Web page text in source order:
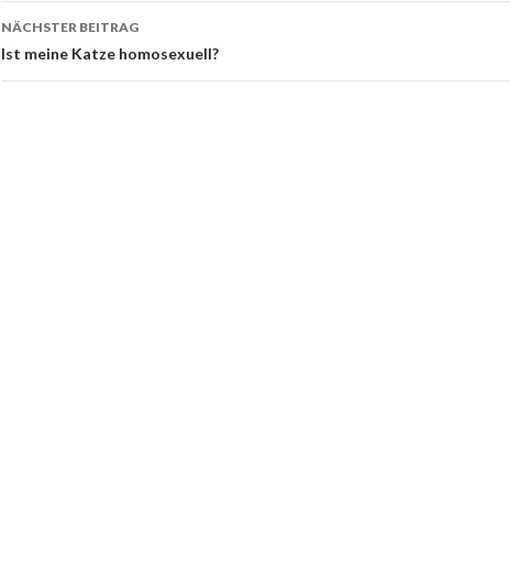
NÄCHSTER BEITRAG
Ist meine Katze homosexuell?